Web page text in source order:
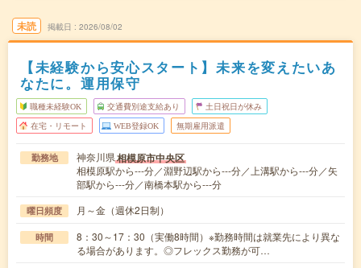
未読 掲載日 2026/08/02
【未経験から安心スタート】未来を変えたいあ
なたに。運用保守
職種未経験OK 交通費別途支給あり 土日祝日が休み
在宅・リモート WEB登録OK 無期雇用派遣
勤務地 神奈川県相模原市中央区
相模原駅から---分／淵野辺駅から---分／上溝駅から---分／矢
部駅から---分／南橋本駅から---分
曜日頻度 月～金（週休2日制）
時間
8：30～17：30（実働8時間）※勤務時間は就業先により異な
る場合があります。◎フレックス勤務が可…